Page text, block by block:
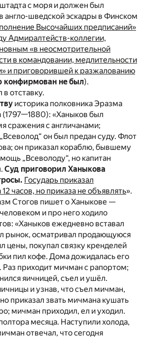
с моря и должен был
англо-шведской эскадры в Финском
Высочайших предписаний»
Адмиралтейств-коллегии,
«в неосмотрительной
в командовании, медлительности
и приговорившей к разжалованию
конфирмован не был).
отставку.
историка полковника Эразма
(1797—1880): «Ханыков был
сражения с англичанами;
он был предан суду. Флот
он приказал кораблю, бывшему
„Всеволоду“, но капитан
Суд приговорил Ханыкова
Государь приказал
часов, но приказа не объявлять».
Стогов пишет о Ханыкове —
и про него ходило
«Ханыков ежедневно вставал
рынок, осматривал продающуюся
цены, покупал связку кренделей
пил кофе. Дома дожидалась его
Раз приходит мичман с рапортом;
яичницей, съел и ушёл.
и узнав, что съел мичман,
приказал звать мичмана кушать
мичман приходил, ел и уходил.
месяца. Наступили холода,
отвечал, что сегодня